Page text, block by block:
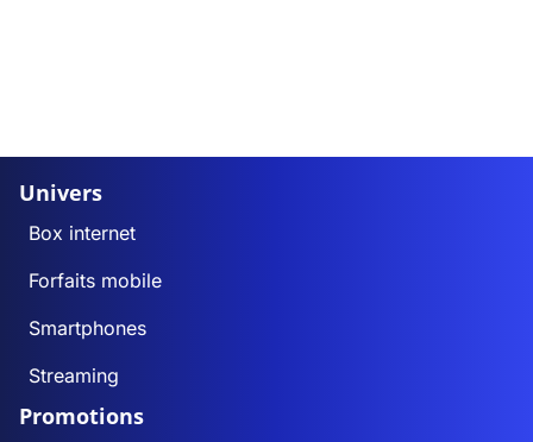
Univers
Box internet
Forfaits mobile
Smartphones
Streaming
Promotions